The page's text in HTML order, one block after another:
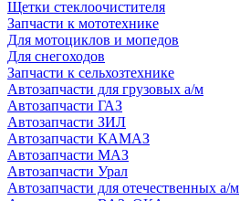
Щетки стеклоочистителя
Запчасти к мототехнике
Для мотоциклов и мопедов
Для снегоходов
Запчасти к сельхозтехнике
Автозапчасти для грузовых а/м
Автозапчасти ГАЗ
Автозапчасти ЗИЛ
Автозапчасти КАМАЗ
Автозапчасти МАЗ
Автозапчасти Урал
Автозапчасти для отечественных а/м